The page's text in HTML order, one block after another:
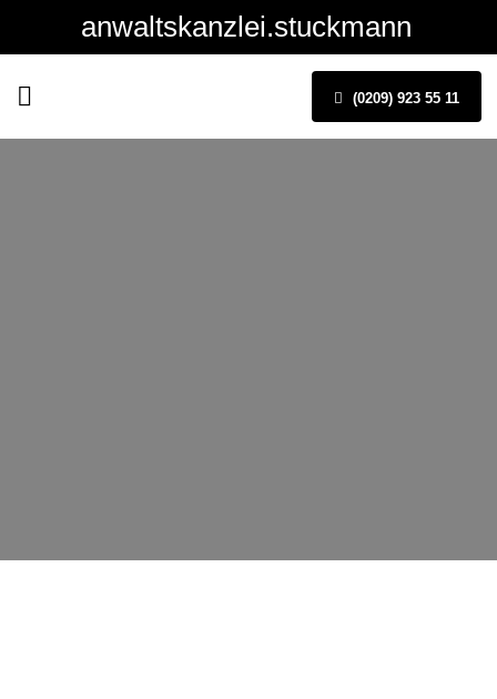
anwaltskanzlei.stuckmann
(0209) 923 55 11